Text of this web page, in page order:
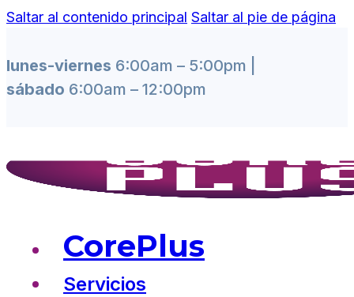
Saltar al contenido principal Saltar al pie de página
lunes-viernes 6:00am – 5:00pm |
sábado 6:00am – 12:00pm
CorePlus
Servicios